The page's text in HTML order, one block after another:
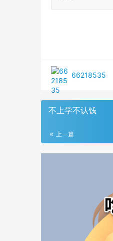
66218535
不上学不认钱
上一篇